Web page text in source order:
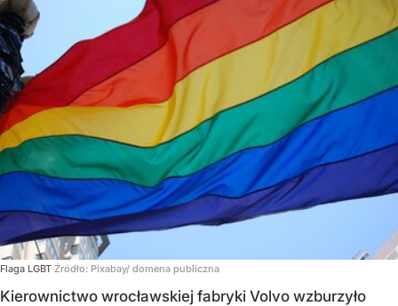
Flaga LGBT Źródło: Pixabay/ domena publiczna
Kierownictwo wrocławskiej fabryki Volvo wzburzyło